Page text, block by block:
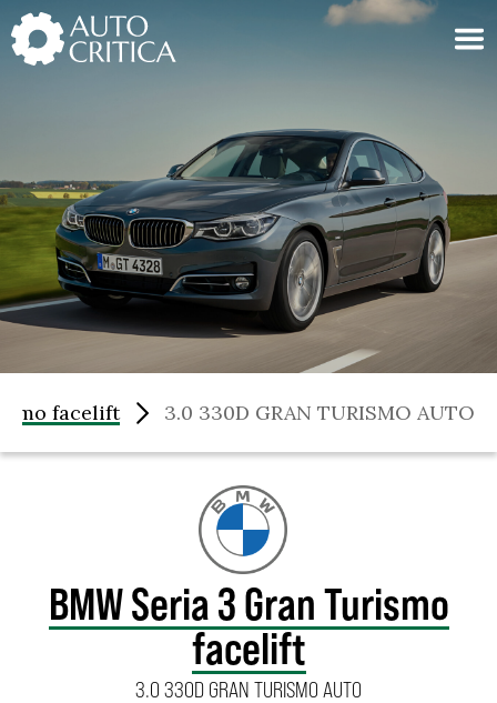
Skip
to
content
facelift 3.0 330D GRAN TURISMO AUTO
BMW Seria 3 Gran Turismo
facelift
3.0 330D GRAN TURISMO AUTO